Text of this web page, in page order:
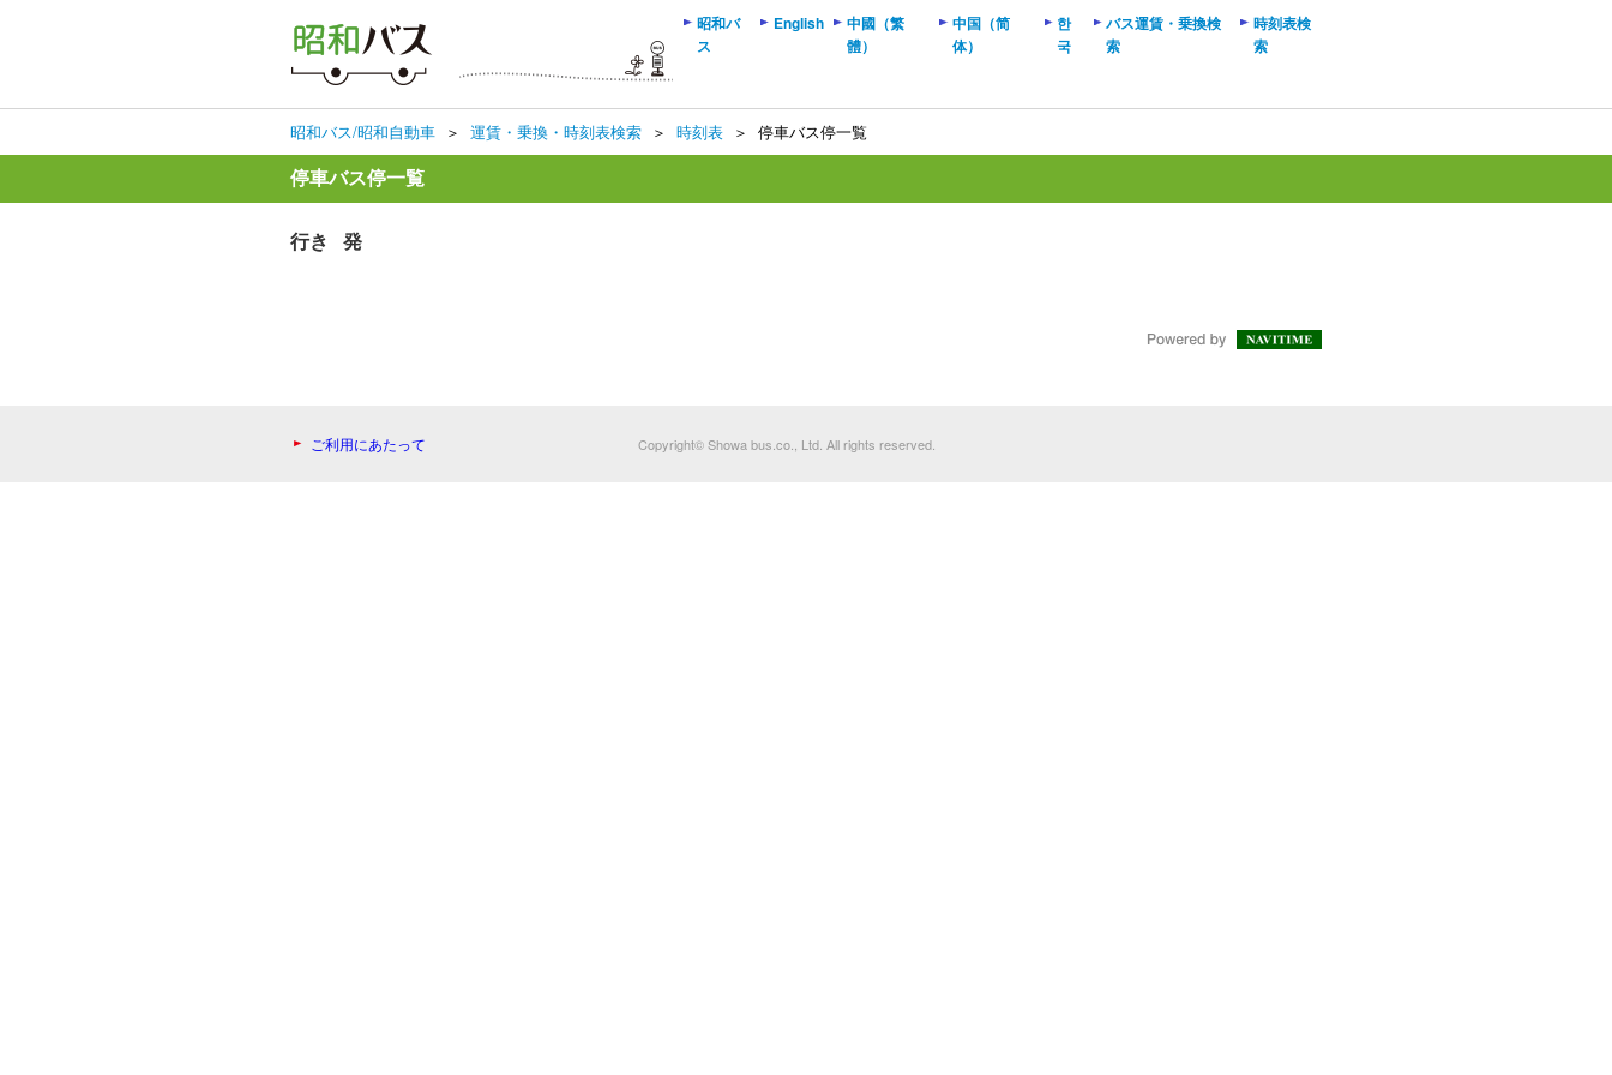
昭和バス/昭和自動車 ＞ 運賃・乗換・時刻表検索 ＞ 時刻表 ＞ 停車バス停一覧
停車バス停一覧
行き 発
昭和バ
ス
English
中國（繁
體）
中国（简
体）
한
국
バス運賃・乗換検
索
時刻表検
索
ご利用にあたって Copyright© Showa bus.co., Ltd. All rights reserved.